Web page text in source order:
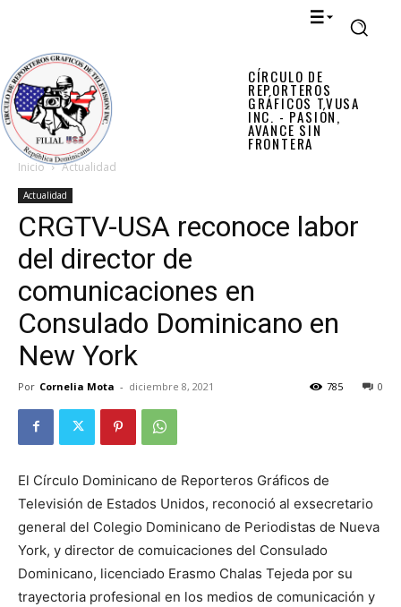
CÍRCULO DE
REPORTEROS
GRÁFICOS TVUSA
INC. - PASIÓN,
AVANCE SIN
FRONTERA
Inicio Actualidad
Actualidad
CRGTV-USA reconoce labor
del director de
comunicaciones en
Consulado Dominicano en
New York
Por Cornelia Mota - diciembre 8, 2021 0
785
El Círculo Dominicano de Reporteros Gráficos de
Televisión de Estados Unidos, reconoció al exsecretario
general del Colegio Dominicano de Periodistas de Nueva
York, y director de comuicaciones del Consulado
Dominicano, licenciado Erasmo Chalas Tejeda por su
trayectoria profesional en los medios de comunicación y